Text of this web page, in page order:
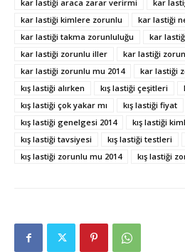
kar lastiği araca zarar verirmi
kar
kar lastiği kimlere zorunlu
kar lastiği
kar lastiği takma zorunluluğu
kar
kar lastiği zorunlu iller
kar lastiği
kar lastiği zorunlu mu 2014
kar lastiği
kış lastiği alırken
kış lastiği çeşitleri
kış lastiği çok yakar mı
kış lastiği fiyat
kış lastiği genelgesi 2014
kış lastiği
kış lastiği tavsiyesi
kış lastiği testleri
kış lastiği zorunlu mu 2014
kış lastiği